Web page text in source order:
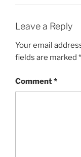
Leave a Reply
Your email
fields are marked *
Comment*